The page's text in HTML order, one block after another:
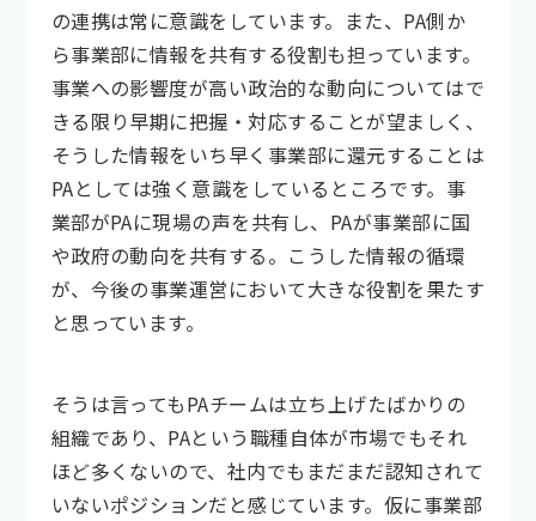
の連携は常に意識をしています。また、PA側か
ら事業部に情報を共有する役割も担っています。
事業への影響度が高い政治的な動向についてはで
きる限り早期に把握・対応することが望ましく、
そうした情報をいち早く事業部に還元することは
PAとしては強く意識をしているところです。事
業部がPAに現場の声を共有し、PAが事業部に国
や政府の動向を共有する。こうした情報の循環
が、今後の事業運営において大きな役割を果たす
と思っています。
そうは言ってもPAチームは立ち上げたばかりの
組織であり、PAという職種自体が市場でもそれ
ほど多くないので、社内でもまだまだ認知されて
いないポジションだと感じています。仮に事業部